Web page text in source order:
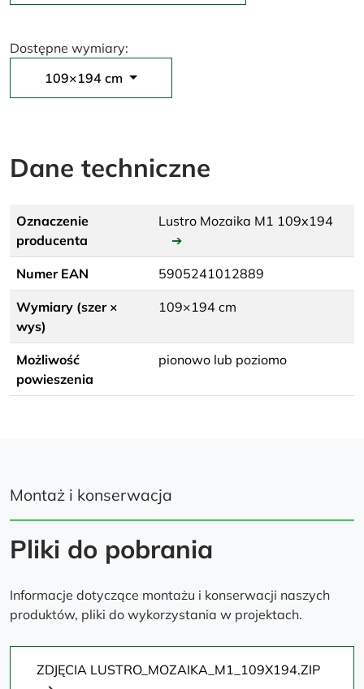
Dostępne wymiary:
109×194 cm
Dane techniczne
Oznaczenie
producenta
Lustro Mozaika M1 109x194
➔
Numer EAN 5905241012889
Wymiary (szer ×
wys)
109×194 cm
Możliwość
powieszenia
pionowo lub poziomo
Montaż i konserwacja
Pliki do pobrania
Informacje dotyczące montażu i konserwacji naszych
produktów, pliki do wykorzystania w projektach.
ZDJĘCIA LUSTRO_MOZAIKA_M1_109X194.ZIP